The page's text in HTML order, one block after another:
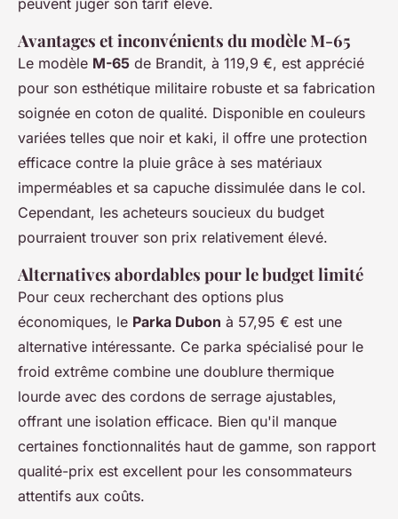
peuvent juger son tarif élevé.
Avantages et inconvénients du modèle M-65
Le modèle M-65 de Brandit, à 119,9 €, est apprécié
pour son esthétique militaire robuste et sa fabrication
soignée en coton de qualité. Disponible en couleurs
variées telles que noir et kaki, il offre une protection
efficace contre la pluie grâce à ses matériaux
imperméables et sa capuche dissimulée dans le col.
Cependant, les acheteurs soucieux du budget
pourraient trouver son prix relativement élevé.
Alternatives abordables pour le budget limité
Pour ceux recherchant des options plus
économiques, le Parka Dubon à 57,95 € est une
alternative intéressante. Ce parka spécialisé pour le
froid extrême combine une doublure thermique
lourde avec des cordons de serrage ajustables,
offrant une isolation efficace. Bien qu'il manque
certaines fonctionnalités haut de gamme, son rapport
qualité-prix est excellent pour les consommateurs
attentifs aux coûts.